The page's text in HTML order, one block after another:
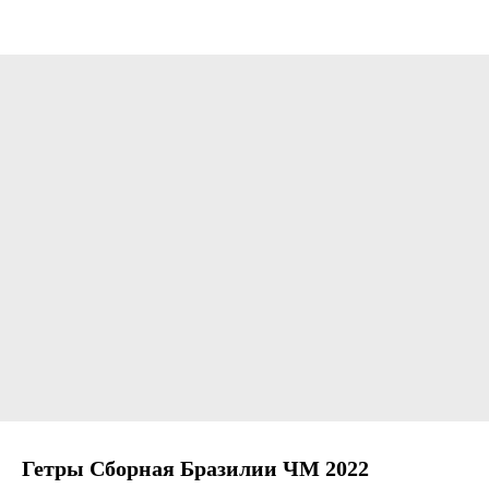
Гетры Сборная Бразилии ЧМ 2022